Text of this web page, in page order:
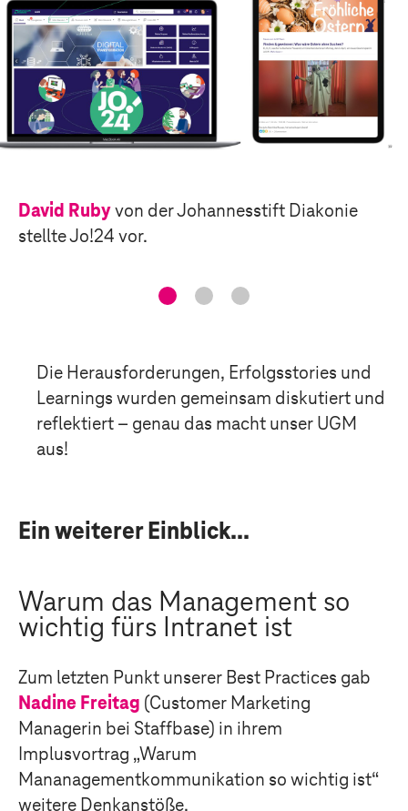
David Rubyvon derJohannesstift Diakonie
stellte Jo!24 vor.
DieHerausforderungen, Erfolgsstories und
Learningswurden gemeinsam diskutiert und
reflektiert– genau das macht unser UGM
aus!
Ein weiterer Einblick...
Warum das Management so
wichtig fürs Intranet ist
Zum letzten Punktunserer Best Practices gab
Nadine Freitag (Customer Marketing
Managerin bei Staffbase) in ihrem
Implusvortrag „Warum
Mananagementkommunikation so wichtig ist“
weitere Denkanstöße.